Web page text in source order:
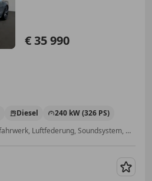
€ 35 990
Diesel
240 kW (326 PS)
Sommerreifen, Spoiler, Sportfahrwerk, Luftfederung, Soundsystem, Head-up display, Allrad, MP3